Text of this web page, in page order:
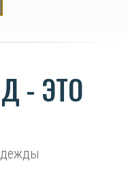
- ЭТО